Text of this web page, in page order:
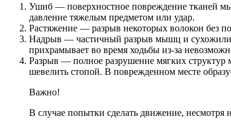
Ушиб — поверхностное повреждение тканей
давление тяжелым предметом или удар.
Растяжение — разрыв некоторых волокон без
Надрыв — частичный разрыв мышц и
прихрамывает во время ходьбы из-за
Разрыв — полное разрушение мягких структур
шевелить стопой. В поврежденном месте
Важно!
В случае попытки сделать движение,